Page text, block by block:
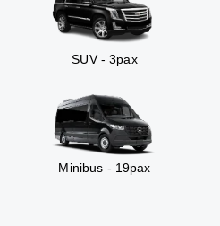
SUV - 3pax
Minibus - 19pax